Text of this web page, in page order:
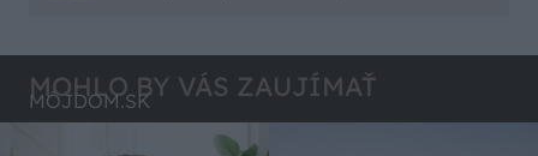
MOHLO BY VÁS ZAUJÍMAŤ
MÔJDOM.SK